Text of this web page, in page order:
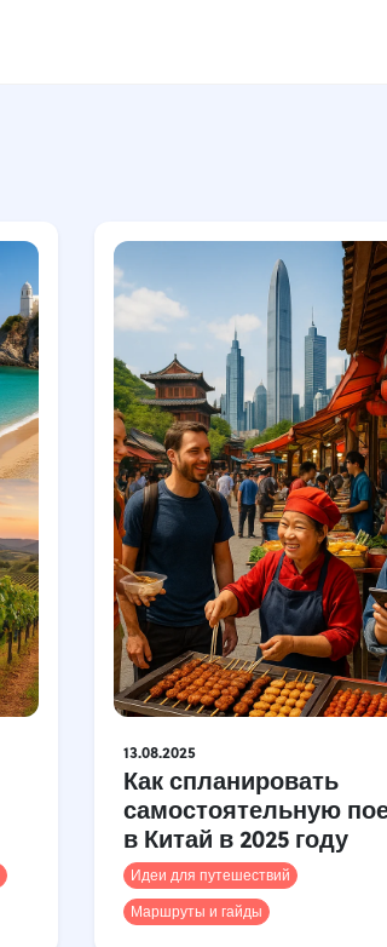
13.08.2025
Как спланировать
самостоятельную
в Китай в 2025 году
Идеи для путешествий
Маршруты и гайды